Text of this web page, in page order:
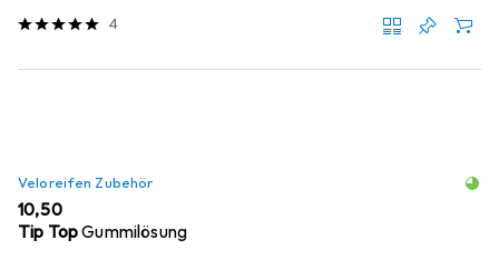
4
Veloreifen Zubehör
EUR
10,50
Tip TopGummilösung